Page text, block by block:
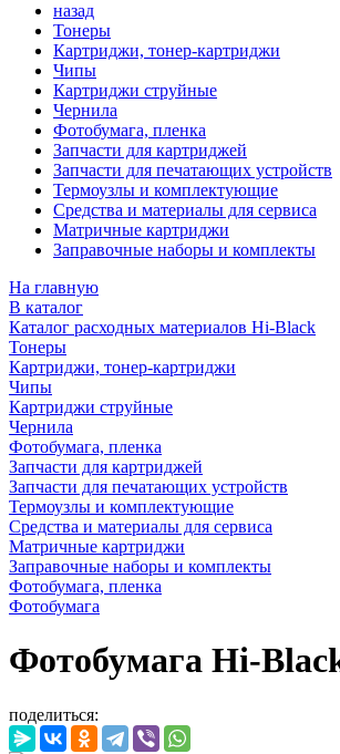
назад
Тонеры
Картриджи, тонер-картриджи
Чипы
Картриджи струйные
Чернила
Фотобумага, пленка
Запчасти для картриджей
Запчасти для печатающих устройств
Термоузлы и комплектующие
Средства и материалы для сервиса
Матричные картриджи
Заправочные наборы и комплекты
На главную
В каталог
Каталог расходных материалов Hi-Black
Тонеры
Картриджи, тонер-картриджи
Чипы
Картриджи струйные
Чернила
Фотобумага, пленка
Запчасти для картриджей
Запчасти для печатающих устройств
Термоузлы и комплектующие
Средства и материалы для сервиса
Матричные картриджи
Заправочные наборы и комплекты
Фотобумага, пленка
Фотобумага
Фотобумага Hi-
поделиться: